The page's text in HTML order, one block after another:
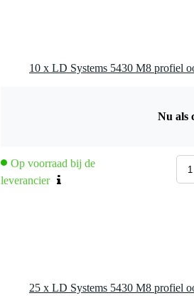
Nu als
Op voorraad bij de
leverancier